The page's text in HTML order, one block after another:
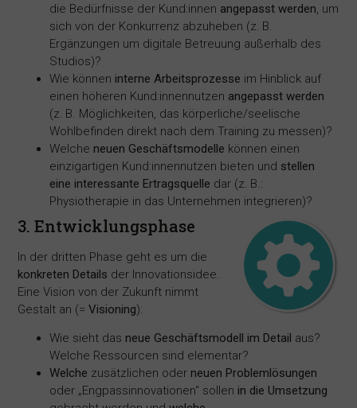
die Bedürfnisse der Kund:innen angepasst werden, um
sich von der Konkurrenz abzuheben (z. B.
Ergänzungen um digitale Betreuung außerhalb des
Studios)?
Wie können interne Arbeitsprozesse im Hinblick auf
einen höheren Kund:innennutzen angepasst werden
(z. B. Möglichkeiten, das körperliche/seelische
Wohlbefinden direkt nach dem Training zu messen)?
Welche neuen Geschäftsmodelle können einen
einzigartigen Kund:innennutzen bieten und stellen
eine interessante Ertragsquelle dar (z. B.:
Physiotherapie in das Unternehmen integrieren)?
3. Entwicklungsphase
In der dritten Phase geht es um die
konkreten Details der Innovationsidee.
Eine Vision von der Zukunft nimmt
Gestalt an (=Visioning):
Wie sieht das neue Geschäftsmodell im Detail aus?
Welche Ressourcen sind elementar?
Welche zusätzlichen oder neuen Problemlösungen
oder „Engpassinnovationen“ sollen in die Umsetzung